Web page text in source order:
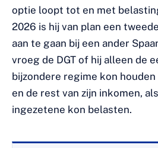
optie loopt tot en met
2026 is hij van plan een
aan te gaan bij een ander
vroeg de DGT of hij alleen de
bijzondere regime kon houden
en de rest van zijn inkomen,
ingezetene kon belasten.